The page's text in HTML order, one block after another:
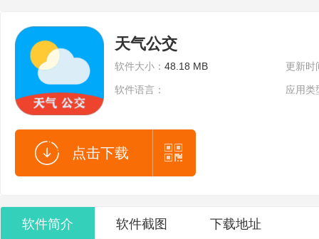
天气公交
软件大小： 48.18 MB 更新时
软件语言： 应用类
点击下载
软件简介 软件截图 下载地址